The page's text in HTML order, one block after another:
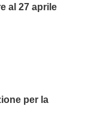
al 27 aprile
per la